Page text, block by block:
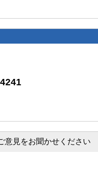
意見をお聞かせください